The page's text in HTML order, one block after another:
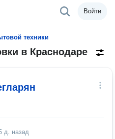
Войти
техники
в Краснодаре
д. назад